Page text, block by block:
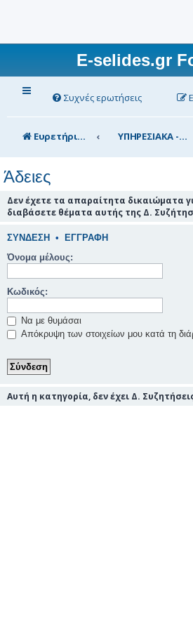
E-selides.gr
Συχνές ερωτήσεις
Ευρετήριο Δ. Συζήτησης ΥΠΗΡΕΣΙΑΚΑ - ΣΥΖΗΤΗΣΕΙΣ (για τα μέλη)
Άδειες
Δεν έχετε τα απαραίτητα δικαιώματα
διαβάσετε θέματα αυτής της Δ.
ΣΎΝΔΕΣΗ • ΕΓΓΡΑΦΉ
Όνομα μέλους:
Κωδικός:
Να με θυμάσαι
Απόκρυψη των στοιχείων μου κατά τη
Αυτή η κατηγορία, δεν έχει Δ.